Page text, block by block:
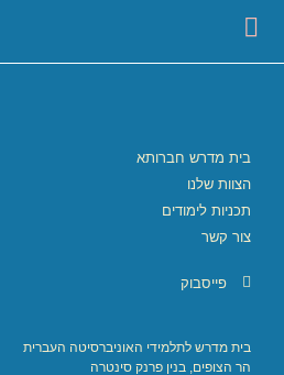
בית מדרש חברותא
הצוות שלנו
תכניות לימודים
צור קשר
פייסבוק
בית מדרש לתלמידי האוניברסיטה העברית
הר הצופים, בנין פרנק סינטרה